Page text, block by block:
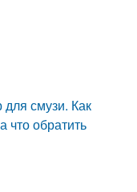
смузи. Как
что обратить